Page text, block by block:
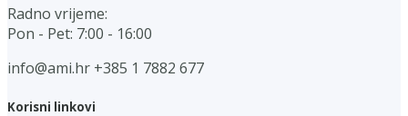
Radno vrijeme:
Pon - Pet: 7:00 - 16:00
info@ami.hr +385 1 7882 677
Korisni linkovi